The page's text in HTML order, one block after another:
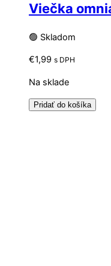
Viečka
🟢 Skladom
€1,99 s DPH
Na sklade
Pridať do košíka